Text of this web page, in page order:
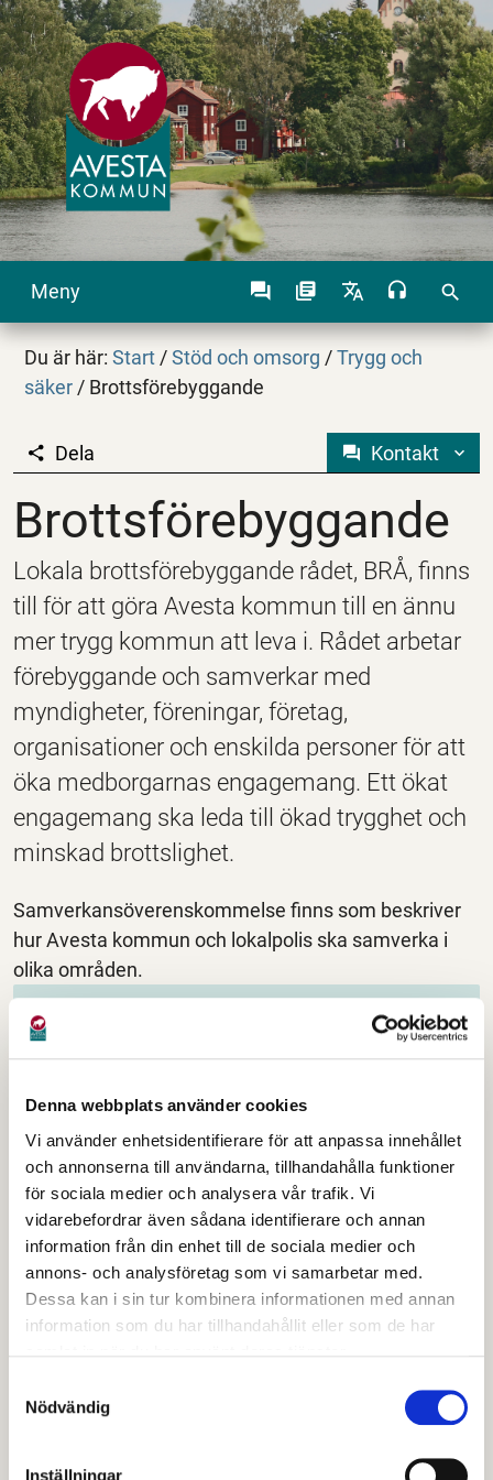
Denna webbplats använder cookies
Vi använder enhetsidentifierare för att anpassa innehållet
och annonserna till användarna, tillhandahålla funktioner
för sociala medier och analysera vår trafik. Vi
vidarebefordrar även sådana identifierare och annan
information från din enhet till de sociala medier och
annons- och analysföretag som vi samarbetar med.
Dessa kan i sin tur kombinera informationen med annan
information som du har tillhandahållit eller som de har
Nödvändig
Inställningar
Meny search
Du är här:Start / Stöd och omsorg / Trygg och
säker / Brottsförebyggande
Brottsförebyggande
Dela Kontakt
Brottsförebyggande
Lokala brottsförebyggande rådet, BRÅ, finns
till för att göra Avesta kommun till en ännu
mer trygg kommun att leva i. Rådet arbetar
förebyggande och samverkar med
myndigheter, föreningar, företag,
organisationer och enskilda personer för att
öka medborgarnas engagemang. Ett ökat
engagemang ska leda till ökad trygghet och
minskad brottslighet.
Samverkansöverenskommelse finns som beskriver
hur Avesta kommun och lokalpolis ska samverka i
olika områden.
här
Tjänstepersoner som
ingår i Lokala BRÅ
Kommundirektör
Förvaltningschef, omsorgsstyrelsen med personlig
ersättare
Chef teknisk service